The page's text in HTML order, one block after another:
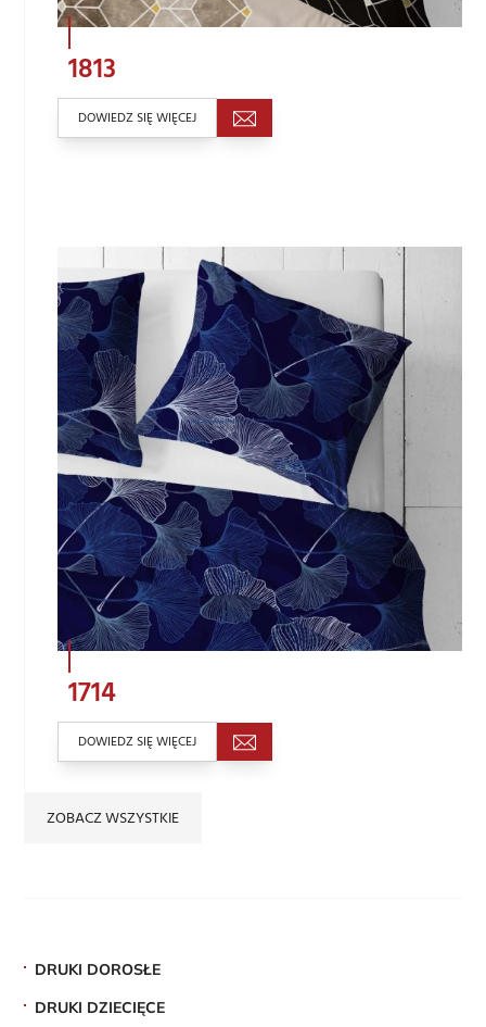
1813
DOWIEDZ SIĘ WIĘCEJ
1714
DOWIEDZ SIĘ WIĘCEJ
ZOBACZ WSZYSTKIE
DRUKI DOROSŁE
DRUKI DZIECIĘCE